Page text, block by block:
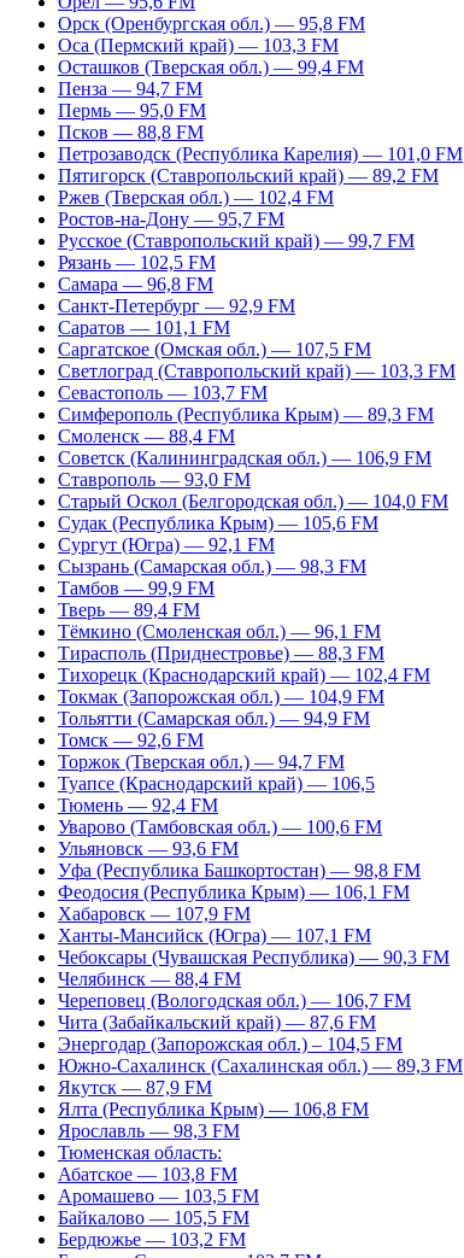
Орск (Оренбургская обл.) — 95,8 FM
Оса (Пермский край) — 103,3 FM
Осташков (Тверская обл.) — 99,4 FM
Пенза — 94,7 FM
Пермь — 95,0 FM
Псков — 88,8 FM
Петрозаводск (Республика Карелия) — 101,0 FM
Пятигорск (Ставропольский край) — 89,2 FM
Ржев (Тверская обл.) — 102,4 FM
Ростов-на-Дону — 95,7 FM
Русское (Ставропольский край) — 99,7 FM
Рязань — 102,5 FM
Самара — 96,8 FM
Санкт-Петербург — 92,9 FM
Саратов — 101,1 FM
Саргатское (Омская обл.) — 107,5 FM
Светлоград (Ставропольский край) — 103,3 FM
Севастополь — 103,7 FM
Симферополь (Республика Крым) — 89,3 FM
Смоленск — 88,4 FM
Советск (Калининградская обл.) — 106,9 FM
Ставрополь — 93,0 FM
Старый Оскол (Белгородская обл.) — 104,0 FM
Судак (Республика Крым) — 105,6 FM
Сургут (Югра) — 92,1 FM
Сызрань (Самарская обл.) — 98,3 FM
Тамбов — 99,9 FM
Тверь — 89,4 FM
Тёмкино (Смоленская обл.) — 96,1 FM
Тирасполь (Приднестровье) — 88,3 FM
Тихорецк (Краснодарский край) — 102,4 FM
Токмак (Запорожская обл.) — 104,9 FM
Тольятти (Самарская обл.) — 94,9 FM
Томск — 92,6 FM
Торжок (Тверская обл.) — 94,7 FM
Туапсе (Краснодарский край) — 106,5
Тюмень — 92,4 FM
Уварово (Тамбовская обл.) — 100,6 FM
Ульяновск — 93,6 FM
Уфа (Республика Башкортостан) — 98,8 FM
Феодосия (Республика Крым) — 106,1 FM
Хабаровск — 107,9 FM
Ханты-Мансийск (Югра) — 107,1 FM
Чебоксары (Чувашская Республика) — 90,3 FM
Челябинск — 88,4 FM
Череповец (Вологодская обл.) — 106,7 FM
Чита (Забайкальский край) — 87,6 FM
Энергодар (Запорожская обл.) – 104,5 FM
Южно-Сахалинск (Сахалинская обл.) — 89,3 FM
Якутск — 87,9 FM
Ялта (Республика Крым) — 106,8 FM
Ярославль — 98,3 FM
Тюменская область:
Абатское — 103,8 FM
Аромашево — 103,5 FM
Байкалово — 105,5 FM
Бердюжье — 103,2 FM